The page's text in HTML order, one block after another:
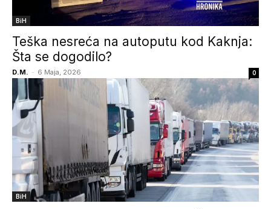
BiH
Teška nesreća na autoputu kod Kaknja:
Šta se dogodilo?
D.M. - 6 Maja, 2026 0
BiH